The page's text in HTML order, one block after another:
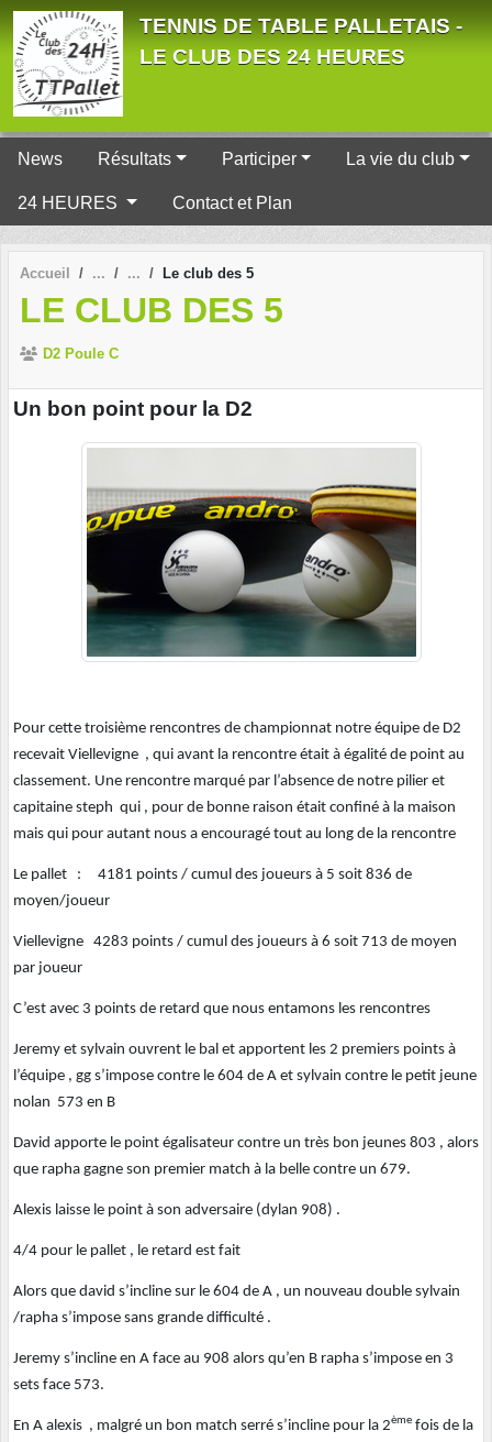
TENNIS DE TABLE PALLETAIS -
LE CLUB DES 24 HEURES
News Résultats Participer La vie du club
24 HEURES Contact et Plan
Accueil Le club des 5
LE CLUB DES 5
D2 Poule C
Un bon point pour la D2
Pour cette troisième rencontres de championnat notre équipe de D2
recevait Viellevigne , qui avant la rencontre était à égalité de point au
classement. Une rencontre marqué par l’absence de notre pilier et
capitaine steph qui , pour de bonne raison était confiné à la maison
mais qui pour autant nous a encouragé tout au long de la rencontre
Le pallet : 4181 points / cumul des joueurs à 5 soit 836 de
moyen/joueur
Viellevigne 4283 points / cumul des joueurs à 6 soit 713 de moyen
par joueur
C’est avec 3 points de retard que nous entamons les rencontres
Jeremy et sylvain ouvrent le bal et apportent les 2 premiers points à
l’équipe , gg s’impose contre le 604 de A et sylvain contre le petit jeune
nolan 573 en B
David apporte le point égalisateur contre un très bon jeunes 803 , alors
que rapha gagne son premier match à la belle contre un 679.
Alexis laisse le point à son adversaire (dylan 908) .
4/4 pour le pallet , le retard est fait
Alors que david s’incline sur le 604 de A , un nouveau double sylvain
/rapha s’impose sans grande difficulté .
Jeremy s’incline en A face au 908 alors qu’en B rapha s’impose en 3
sets face 573.
En A alexis , malgré un bon match serré s’incline pour la 2ème fois de la
Panneau de gestion des cookies